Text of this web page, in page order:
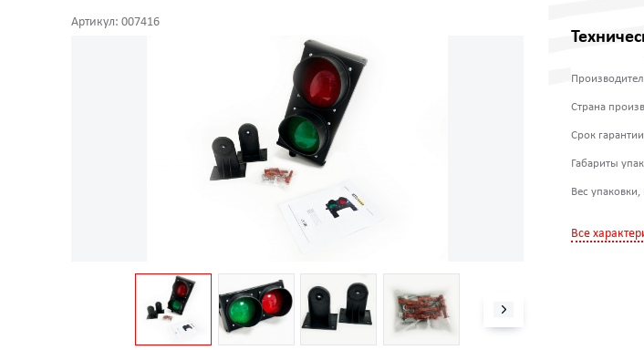
Артикул: 007416
Страна
Срок гарантии
Габариты
Вес упаковки,
Все